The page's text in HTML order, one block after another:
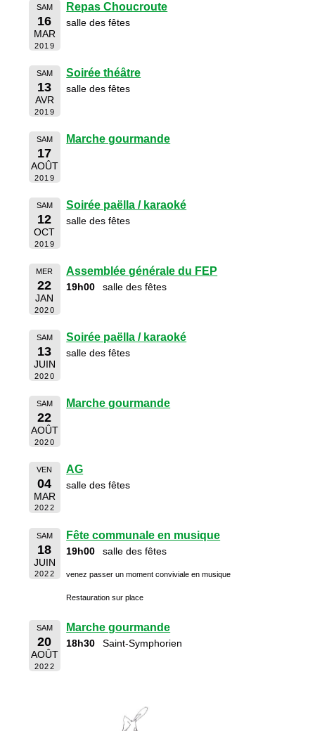
SAM
16
MAR
2019
Repas Choucroute
salle des fêtes
SAM
13
AVR
2019
Soirée théâtre
salle des fêtes
SAM
17
AOÛT
2019
Marche gourmande
SAM
12
OCT
2019
Soirée paëlla / karaoké
salle des fêtes
MER
22
JAN
2020
Assemblée générale du FEP
19h00 salle des fêtes
SAM
13
JUIN
2020
Soirée paëlla / karaoké
salle des fêtes
SAM
22
AOÛT
2020
Marche gourmande
VEN
04
MAR
2022
AG
salle des fêtes
SAM
18
JUIN
2022
Fête communale en musique
19h00 salle des fêtes
venez passer un moment conviviale en musique
Restauration sur place
SAM
20
AOÛT
2022
Marche gourmande
18h30 Saint-Symphorien